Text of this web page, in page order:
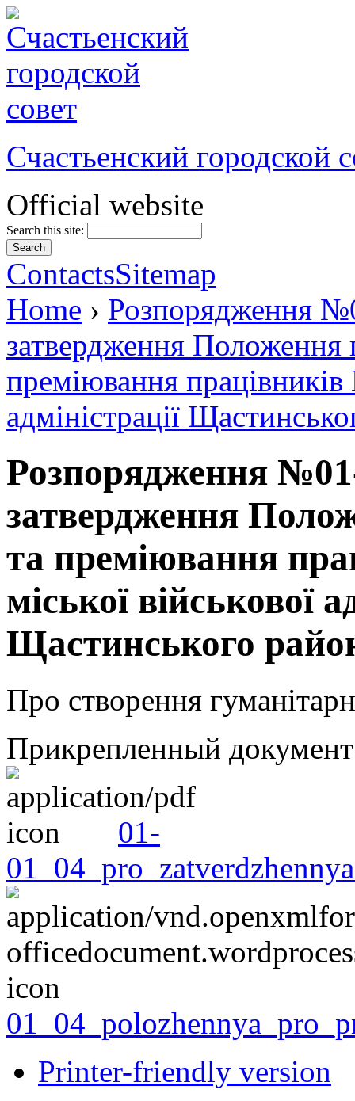
Счастьенский городской
Official website
Search this site:
ContactsSitemap
Home › Розпорядження
затвердження Положення
преміювання працівників
адміністрації
Розпорядження
затвердження
та преміювання
міської військової
Щастинського
Про створення
Прикрепленный
01-
Printer-friendly version